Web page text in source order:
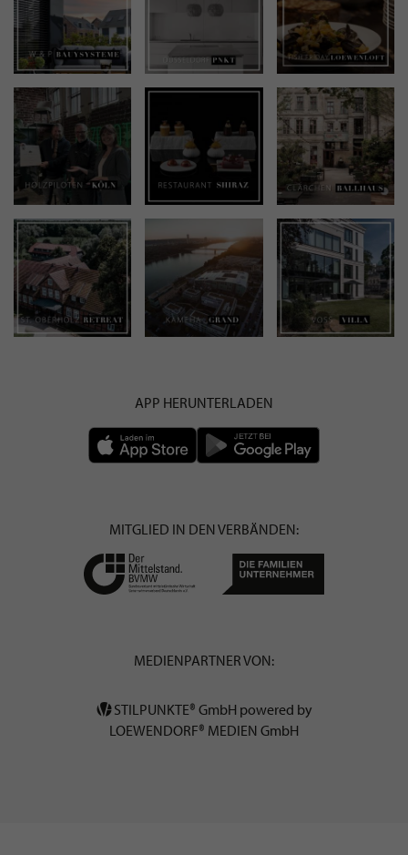
APP HERUNTERLADEN
MITGLIED IN DEN VERBÄNDEN:
MEDIENPARTNER VON:
STILPUNKTE® GmbH powered by
LOEWENDORF® MEDIEN GmbH